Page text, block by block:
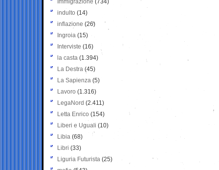
Immigrazione (734)
indulto (14)
inflazione (26)
Ingroia (15)
Interviste (16)
la casta (1.394)
La Destra (45)
La Sapienza (5)
Lavoro (1.316)
LegaNord (2.411)
Letta Enrico (154)
Liberi e Uguali (10)
Libia (68)
Libri (33)
Liguria Futurista (25)